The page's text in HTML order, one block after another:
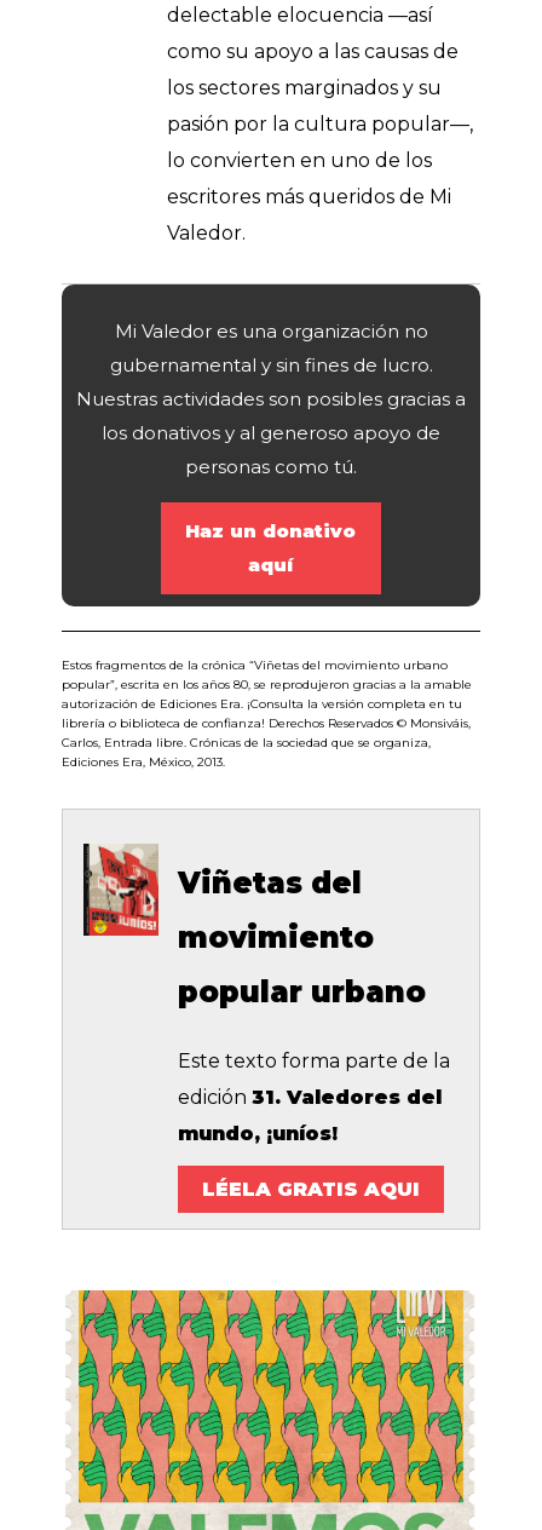
delectable elocuencia —así
como su apoyo a las causas de
los sectores marginados y su
pasión por la cultura popular—,
lo convierten en uno de los
escritores más queridos de Mi
Valedor.
Mi Valedor es una organización no
gubernamental y sin fines de lucro.
Nuestras actividades son posibles gracias a
los donativos y al generoso apoyo de
personas como tú.
Haz un donativo
aquí
Estos fragmentos de la crónica “Viñetas del movimiento urbano
popular”, escrita en los años 80, se reprodujeron gracias a la amable
autorización de Ediciones Era. ¡Consulta la versión completa en tu
librería o biblioteca de confianza! Derechos Reservados © Monsiváis,
Carlos, Entrada libre. Crónicas de la sociedad que se organiza,
Ediciones Era, México, 2013.
Viñetas del
movimiento
popular urbano
Este texto forma parte de la
edición 31. Valedores del
mundo, ¡uníos!
LÉELA GRATIS AQUI